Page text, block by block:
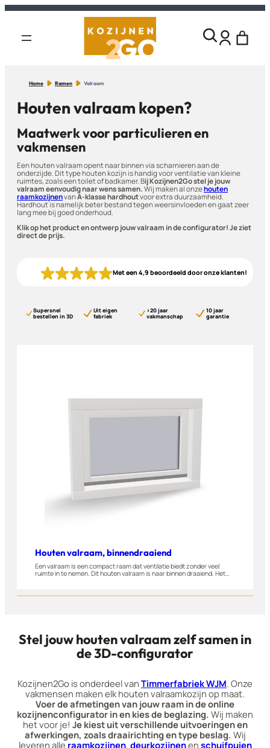
Home Ramen Valraam
Houten valraam kopen?
Maatwerk voor particulieren en
vakmensen
Een houten valraam opent naar binnen via scharnieren aan de
onderzijde. Dit type houten kozijn is handig voor ventilatie van kleine
ruimtes, zoals een toilet of badkamer. Bij Kozijnen2Go stel je jouw
valraam eenvoudig naar wens samen.Wij maken al onzehouten
raamkozijnenvanA-klasse hardhoutvoor extra duurzaamheid.
Hardhout is namelijk beter bestand tegen weersinvloeden en gaat zeer
lang mee bij goed onderhoud.
Klik op het product en ontwerp jouw valraam in de configurator! Je ziet
direct de prijs.
Met een 4,9 beoordeeld door onze klanten!
Supersnel
bestellen in 3D
Uit eigen
fabriek
>20 jaar
vakmanschap
10 jaar
garantie
Houten valraam, binnendraaiend
Een valraam is een compact raam dat ventilatie biedt zonder veel
ruimte in te nemen. Dit houten valraam is naar binnen draaiend. Het
in onze 3D-configurator.
Stel jouw houten valraam zelf samen in
de 3D-configurator
Kozijnen2Go is onderdeel van Timmerfabriek WJM. Onze
vakmensen maken elk houten valraamkozijn op maat.
Voer de afmetingen van jouw raam in de online
kozijnenconfigurator in en kies de beglazing. Wij maken
het voor je! Je kiest uit verschillende uitvoeringen en
afwerkingen, zoals draairichting en type beslag. Wij
leveren alle raamkozijnen, deurkozijnenen schuifpuien